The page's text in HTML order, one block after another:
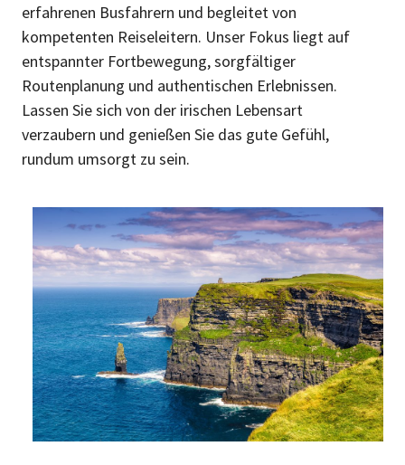
erfahrenen Busfahrern und begleitet von
kompetenten Reiseleitern. Unser Fokus liegt auf
entspannter Fortbewegung, sorgfältiger
Routenplanung und authentischen Erlebnissen.
Lassen Sie sich von der irischen Lebensart
verzaubern und genießen Sie das gute Gefühl,
rundum umsorgt zu sein.